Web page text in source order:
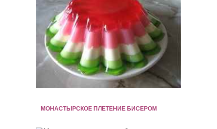
МОНАСТЫРСКОЕ ПЛЕТЕНИЕ БИСЕРОМ